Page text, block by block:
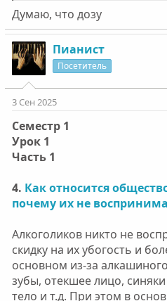
Думаю, что дозу
Пианист
Посетитель
3 Сен 2025
Семестр 1
Урок 1
Часть 1
4. Как относится
почему их не
Алкоголиков никто не
скидку на их убогость и
основном из-за
зубы, отекшее лицо,
тело и т.д. При этом в